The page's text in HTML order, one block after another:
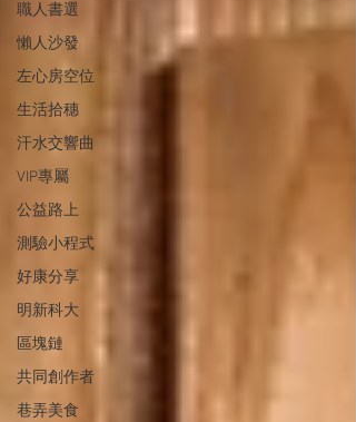
職人書選
懶人沙發
左心房空位
生活拾穗
汗水交響曲
VIP專屬
公益路上
測驗小程式
好康分享
明新科大
區塊鏈
共同創作者
巷弄美食